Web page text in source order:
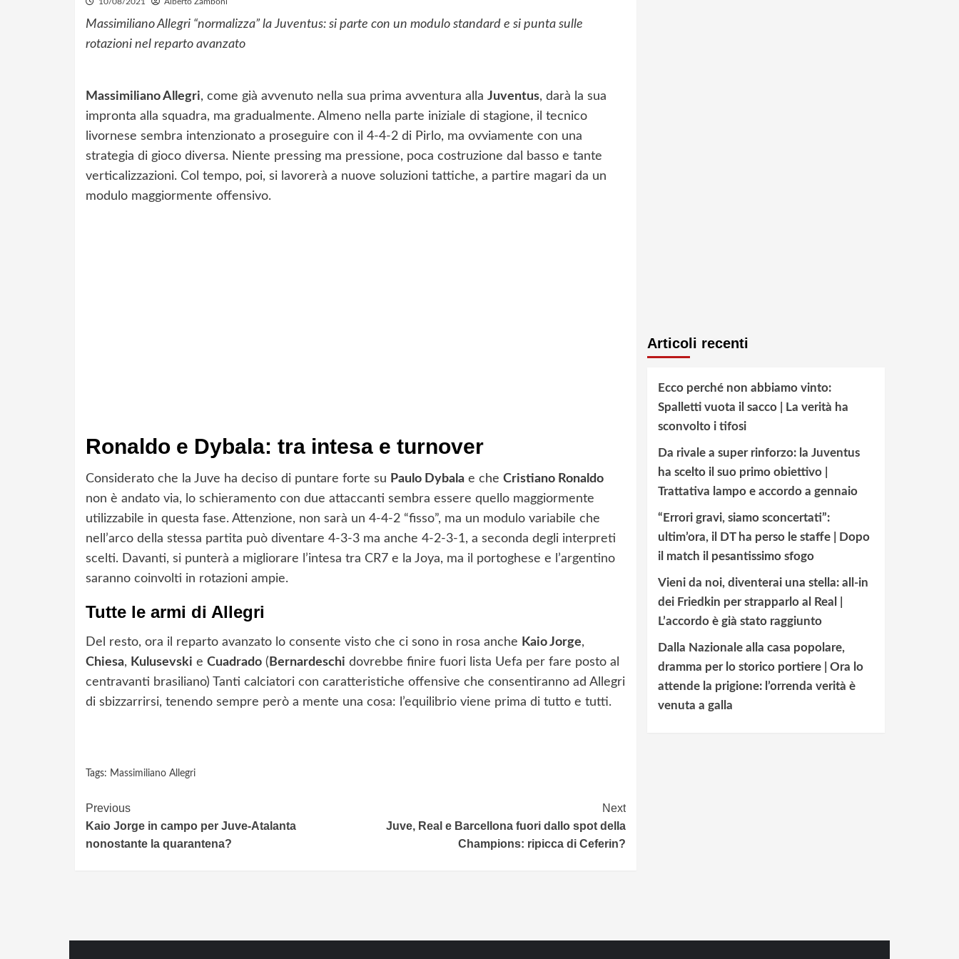
Massimiliano Allegri “normalizza” la Juventus: si parte con un modulo standard e si punta sulle
rotazioni nel reparto avanzato
Massimiliano Allegri, come già avvenuto nella sua prima avventura alla Juventus, darà la sua
impronta alla squadra, ma gradualmente. Almeno nella parte iniziale di stagione, il tecnico
livornese sembra intenzionato a proseguire con il 4-4-2 di Pirlo, ma ovviamente con una
strategia di gioco diversa. Niente pressing ma pressione, poca costruzione dal basso e tante
verticalizzazioni. Col tempo, poi, si lavorerà a nuove soluzioni tattiche, a partire magari da un
modulo maggiormente offensivo.
Ronaldo e Dybala: tra intesa e turnover
Considerato che la Juve ha deciso di puntare forte su Paulo Dybalae che Cristiano Ronaldo
non è andato via, lo schieramento con due attaccanti sembra essere quello maggiormente
utilizzabile in questa fase. Attenzione, non sarà un 4-4-2 “fisso”, ma un modulo variabile che
nell’arco della stessa partita può diventare 4-3-3 ma anche 4-2-3-1, a seconda degli interpreti
scelti. Davanti, si punterà a migliorare l’intesa tra CR7 e la Joya, ma il portoghese e l’argentino
saranno coinvolti in rotazioni ampie.
Tutte le armi di Allegri
Del resto, ora il reparto avanzato lo consente visto che ci sono in rosa anche Kaio Jorge,
Chiesa, Kulusevski e Cuadrado( Bernardeschi dovrebbe finire fuori lista Uefa per fare posto al
centravanti brasiliano) Tanti calciatori con caratteristiche offensive che consentiranno ad Allegri
di sbizzarrirsi, tenendo sempre però a mente una cosa: l’equilibrio viene prima di tutto e tutti.
Tags: Massimiliano Allegri
Continue
Reading
Previous
Kaio Jorge in campo per Juve-Atalanta
nonostante la quarantena?
Next
Juve, Real e Barcellona fuori dallo spot della
Champions: ripicca di Ceferin?
Articoli recenti
Ecco perché non abbiamo vinto:
Spalletti vuota il sacco | La verità ha
sconvolto i tifosi
Da rivale a super rinforzo: la Juventus
ha scelto il suo primo obiettivo |
Trattativa lampo e accordo a gennaio
“Errori gravi, siamo sconcertati”:
ultim’ora, il DT ha perso le staffe | Dopo
il match il pesantissimo sfogo
Vieni da noi, diventerai una stella: all-in
dei Friedkin per strapparlo al Real |
L’accordo è già stato raggiunto
Dalla Nazionale alla casa popolare,
dramma per lo storico portiere | Ora lo
attende la prigione: l’orrenda verità è
venuta a galla